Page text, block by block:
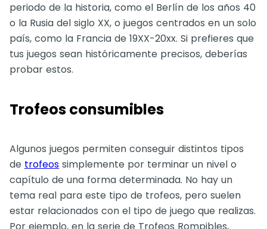
periodo de la historia, como el Berlín de los años 40
o la Rusia del siglo XX, o juegos centrados en un solo
país, como la Francia de 19XX-20xx. Si prefieres que
tus juegos sean históricamente precisos, deberías
probar estos.
Trofeos consumibles
Algunos juegos permiten conseguir distintos tipos
de trofeos simplemente por terminar un nivel o
capítulo de una forma determinada. No hay un
tema real para este tipo de trofeos, pero suelen
estar relacionados con el tipo de juego que realizas.